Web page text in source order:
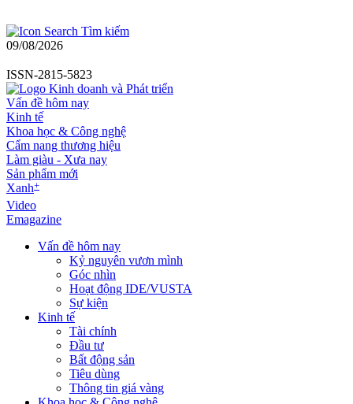
Tìm kiếm
09/08/2026
ISSN-2815-5823
Vấn đề hôm nay
Kinh tế
Khoa học & Công nghệ
Cẩm nang thương hiệu
Làm giàu - Xưa nay
Sản phẩm mới
Xanh+
Video
Emagazine
Vấn đề hôm nay
Kỷ nguyên vươn mình
Góc nhìn
Hoạt động IDE/VUSTA
Sự kiện
Kinh tế
Tài chính
Đầu tư
Bất động sản
Tiêu dùng
Thông tin giá vàng